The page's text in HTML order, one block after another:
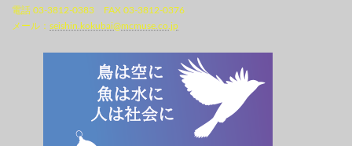
電話 03-3812-0383 FAX 03-3812-0376
メール： seishin.kokubai@mcmuse.co.jp